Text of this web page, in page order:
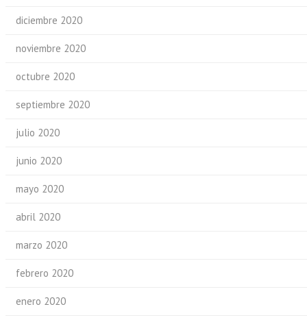
diciembre 2020
noviembre 2020
octubre 2020
septiembre 2020
julio 2020
junio 2020
mayo 2020
abril 2020
marzo 2020
febrero 2020
enero 2020